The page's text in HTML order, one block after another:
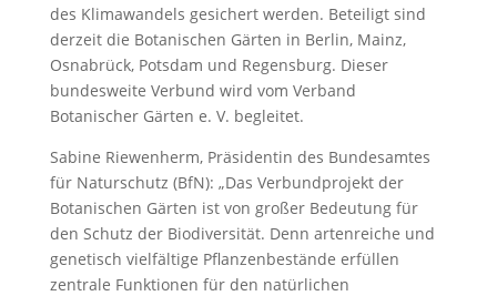
des Klimawandels gesichert werden. Beteiligt sind
derzeit die Botanischen Gärten in Berlin, Mainz,
Osnabrück, Potsdam und Regensburg. Dieser
bundesweite Verbund wird vom Verband
Botanischer Gärten e. V. begleitet.
Sabine Riewenherm, Präsidentin des Bundesamtes
für Naturschutz (BfN): „Das Verbundprojekt der
Botanischen Gärten ist von großer Bedeutung für
den Schutz der Biodiversität. Denn artenreiche und
genetisch vielfältige Pflanzenbestände erfüllen
zentrale Funktionen für den natürlichen